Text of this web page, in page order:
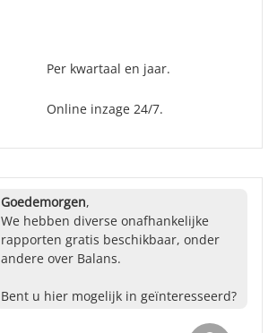
Per kwartaal en jaar.
Online inzage 24/7.
Goedemorgen,
We hebben diverse onafhankelijke
rapporten gratis beschikbaar, onder
andere over Balans.
Bent u hier mogelijk in geïnteresseerd?